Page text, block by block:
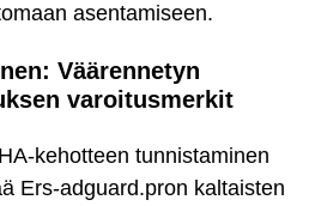
asentamiseen.
Väärennetyn
varoitusmerkit
kehotteen tunnistaminen
Ers-adguard.pron kaltaisten